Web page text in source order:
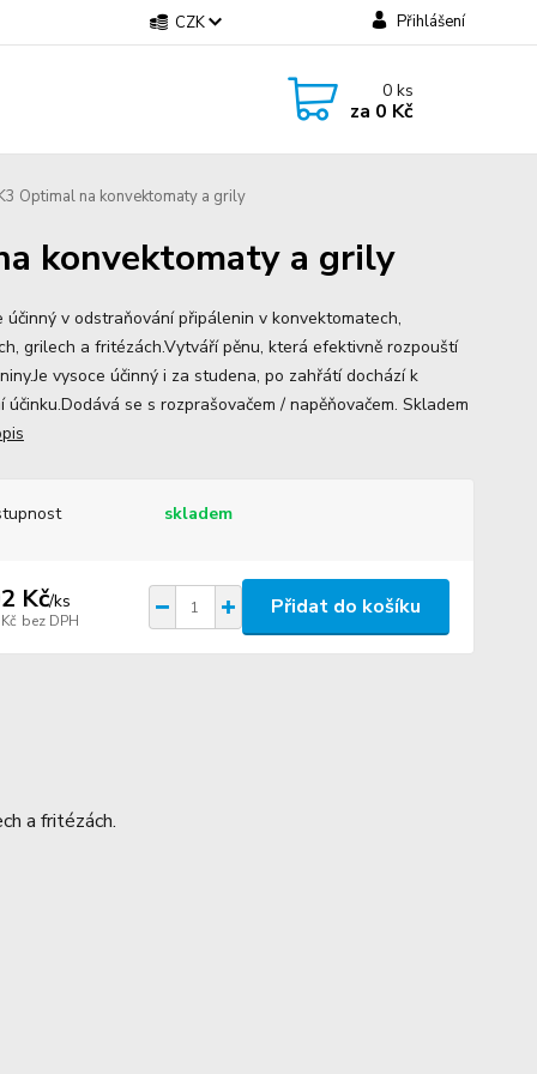
CZK Přihlášení
0ks
za 0 Kč
Optimal na konvektomaty a grily
konvektomaty a grily
účinný v odstraňování připálenin v konvektomatech,
grilech a fritézách.Vytváří pěnu, která efektivně rozpouští
vysoce účinný i za studena, po zahřátí dochází k
účinku.Dodává se s rozprašovačem / napěňovačem. Skladem
skladem
Kč/ks
bez DPH
Přidat do košíku
a fritézách.